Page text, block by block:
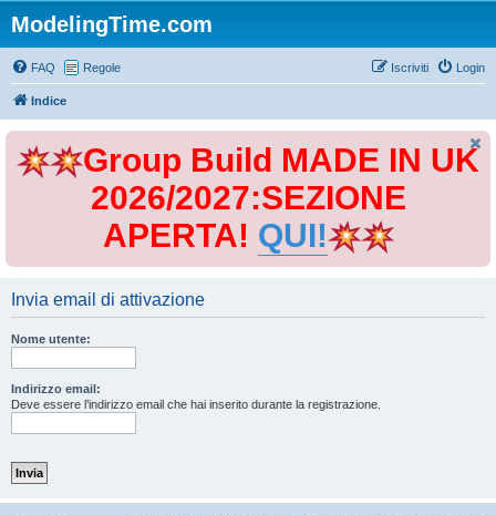
ModelingTime.com
FAQ Regole Login
Iscriviti
Indice
Group Build MADE IN UK
2026/2027:SEZIONE
APERTA! QUI!
Invia email di attivazione
Nome utente:
Indirizzo email:
Deve essere l’indirizzo email che hai inserito durante la registrazione.